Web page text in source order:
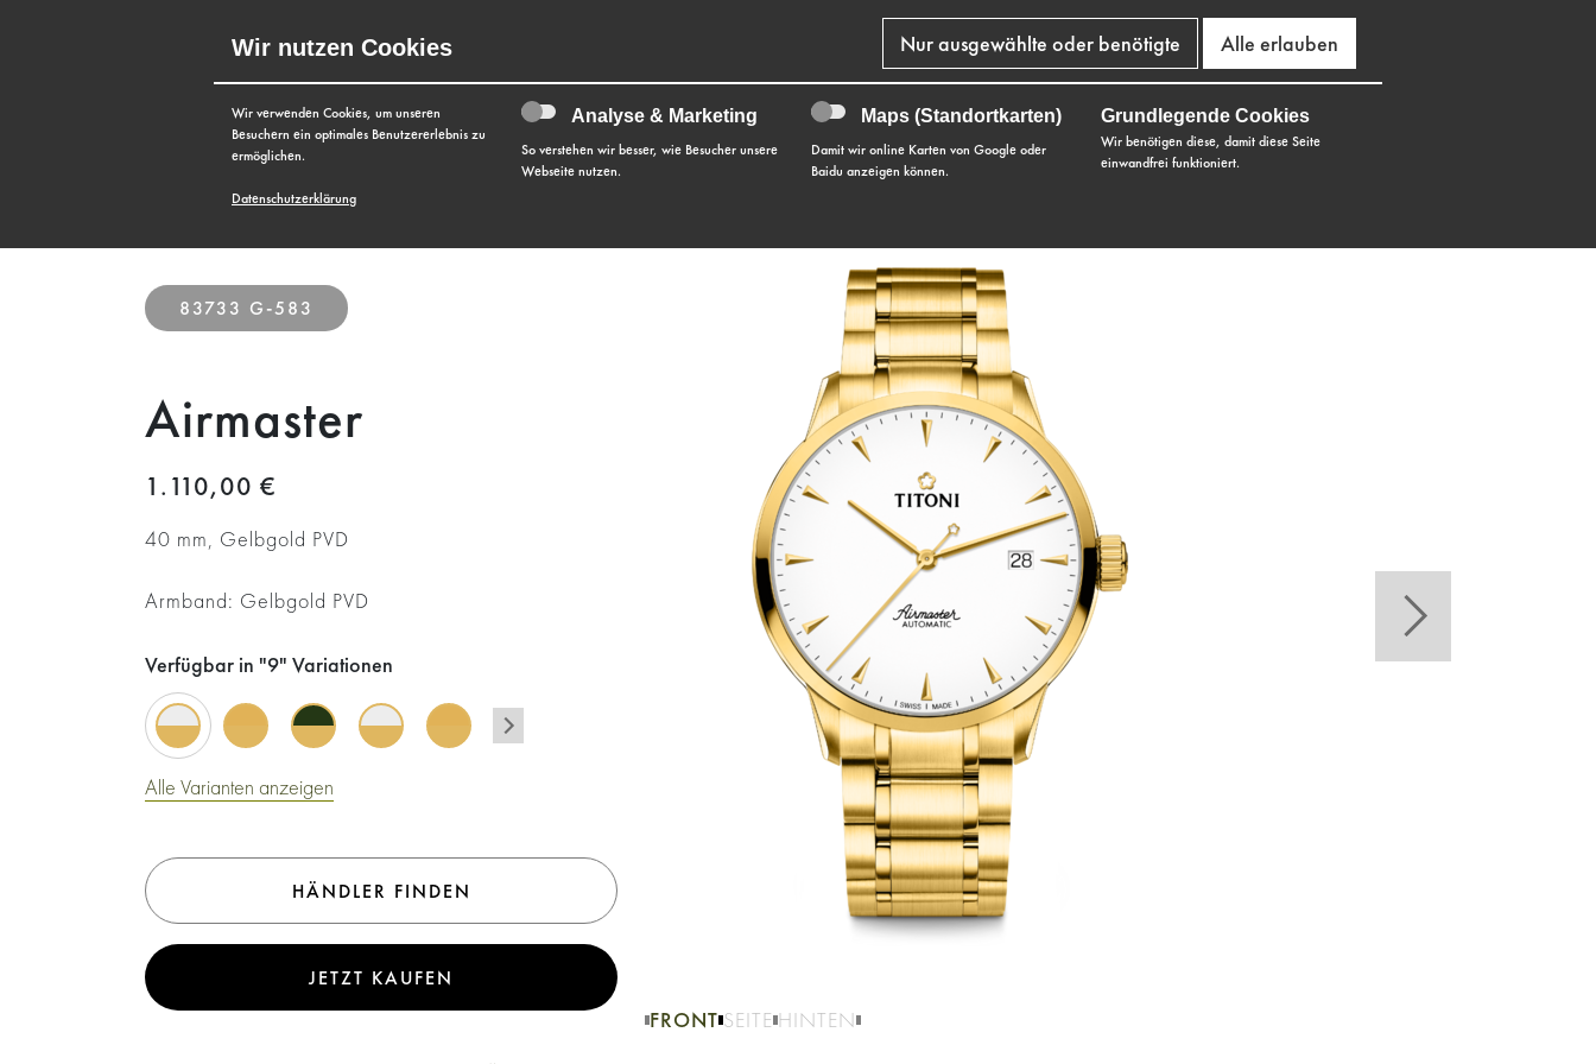
MENÜ
FRONT SEITE HINTEN
83733 G-583
Airmaster
1.110,00 €
40 mm, Gelbgold PVD
Armband: Gelbgold PVD
Verfügbar in "9" Variationen
Alle Varianten anzeigen
HÄNDLER FINDEN
JETZT KAUFEN
Wir nutzen Cookies
Wir verwenden Cookies, um unseren
Besuchern ein optimales Benutzererlebnis zu
ermöglichen.
Datenschutzerklärung
Analyse & Marketing
So verstehen wir besser, wie Besucher unsere
Webseite nutzen.
Maps (Standortkarten)
Damit wir online Karten von Google oder
Baidu anzeigen können.
Grundlegende Cookies
Wir benötigen diese, damit diese Seite
einwandfrei funktioniert.
Nur ausgewählte oder benötigte Alle erlauben